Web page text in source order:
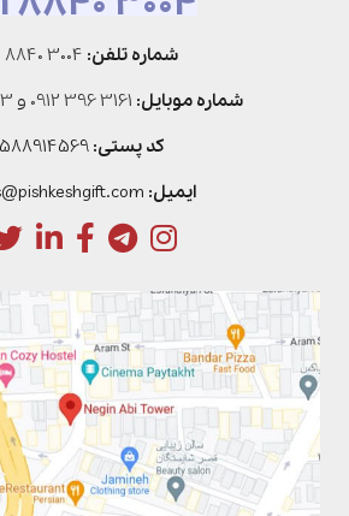
شماره تلفن: 8840 3004
شماره موبایل: 0912 396 3161 و
کد پستی:
ایمیل: